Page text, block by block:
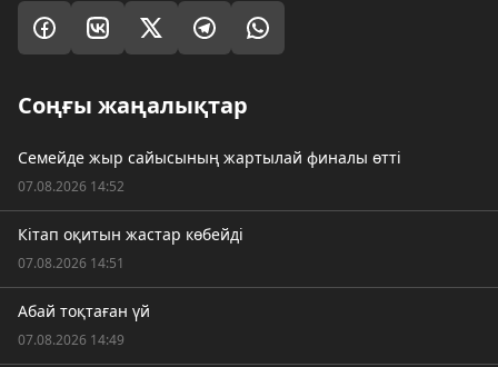
Соңғы жаңалықтар
Семейде жыр сайысының жартылай финалы өтті
07.08.2026 14:52
Кітап оқитын жастар көбейді
07.08.2026 14:51
Абай тоқтаған үй
07.08.2026 14:49